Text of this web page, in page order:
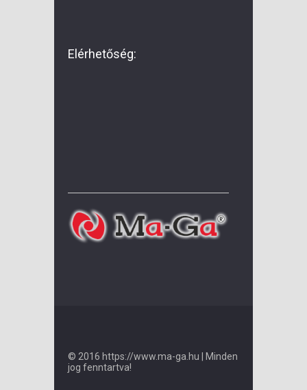
Elérhetőség:
© 2016 https://www.ma-ga.hu | Minden
jog fenntartva!